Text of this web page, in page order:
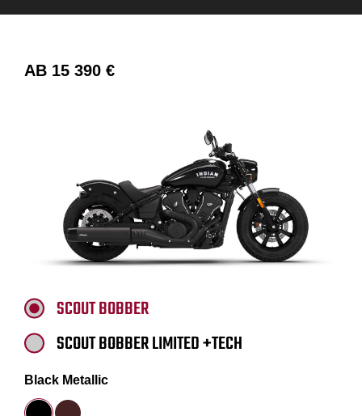
AB 15 390 €
SCOUT BOBBER
SCOUT BOBBER LIMITED +TECH
Black Metallic